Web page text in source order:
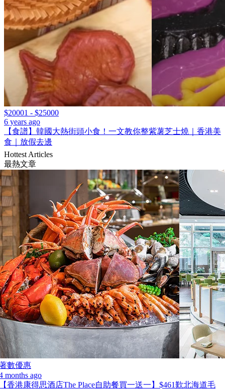
$20001 - $25000
6 years ago
【食譜】韓國大熱街頭小食！一文教你整紫薯芝士燒｜香港美
食｜放假去邊
Hottest Articles
最熱文章
數優惠
months ago
香港康得思酒店The Place自助餐買一送一】$461歎北海道毛